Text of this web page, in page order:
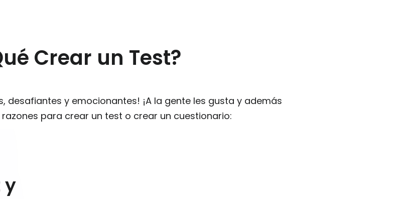
Crear un Test?
desafiantes y emocionantes! ¡A la gente les gusta y además
para crear un test o crear un cuestionario:
y